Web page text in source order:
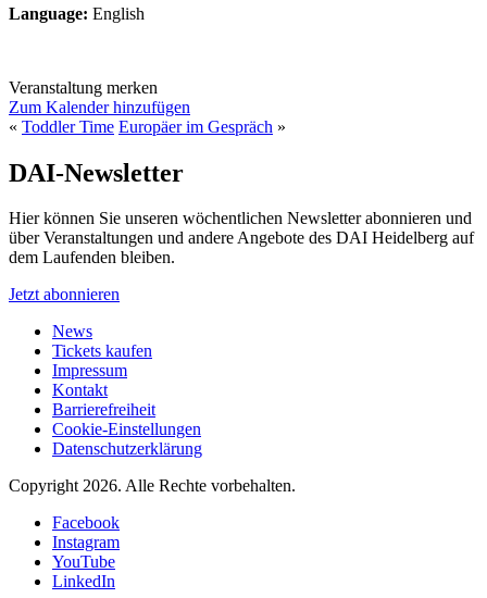
Language: English
Veranstaltung merken
Zum Kalender hinzufügen
« Toddler Time Europäer im Gespräch »
DAI-Newsletter
Hier können Sie unseren wöchentlichen Newsletter abonnieren und
über Veranstaltungen und andere Angebote des DAI Heidelberg auf
dem Laufenden bleiben.
Jetzt abonnieren
News
Tickets kaufen
Impressum
Kontakt
Barrierefreiheit
Cookie-Einstellungen
Datenschutzerklärung
Copyright 2026. Alle Rechte vorbehalten.
Facebook
Instagram
YouTube
LinkedIn